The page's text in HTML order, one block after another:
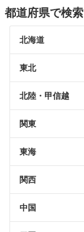
都道府県で検索
北海道
東北
北陸・甲信越
関東
東海
関西
中国